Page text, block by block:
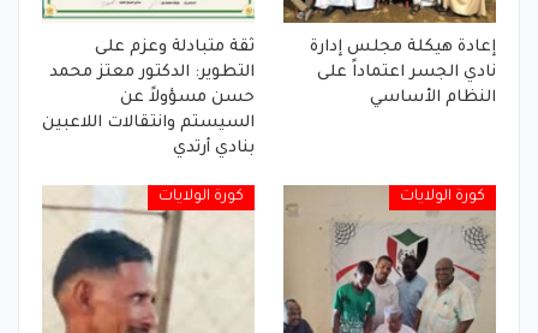
إعادة هيكلة مجلس إدارة
نادي الجسر اعتماداً على
النظام الأساسي
ثقة متبادلة وعزم على
التطوير: الدكتور معتز محمد
حسن مسؤولاً عن
السيستم وانتقالات اللاعبين
بنادي أرتدي
كورة الولايات كورة الولايات